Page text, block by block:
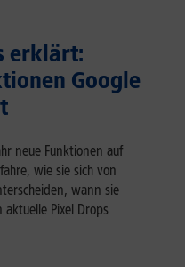
erklärt:
Google
neue Funktionen auf
wie sie sich von
wann sie
Pixel Drops